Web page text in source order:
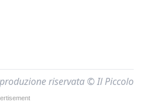
riservata © Il Piccolo